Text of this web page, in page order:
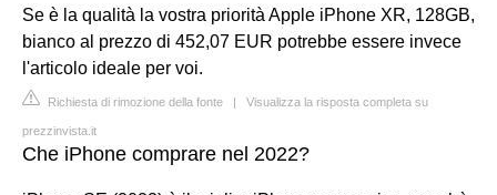
Se è la qualità la vostra priorità Apple iPhone XR, 128GB,
bianco al prezzo di 452,07 EUR potrebbe essere invece
l'articolo ideale per voi.
Richiesta di rimozione della fonte | Visualizza la risposta completa su
prezzinvista.it
Che iPhone comprare nel 2022?